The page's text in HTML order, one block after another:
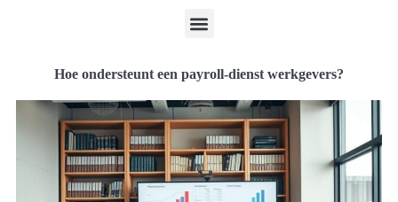
Hoe ondersteunt een payroll-dienst werkgevers?